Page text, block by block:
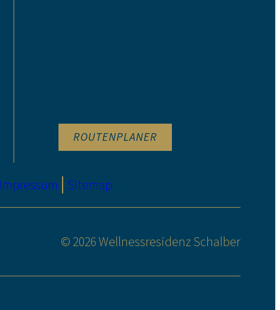
ROUTENPLANER
Impressum Sitemap
© 2026 Wellnessresidenz Schalber